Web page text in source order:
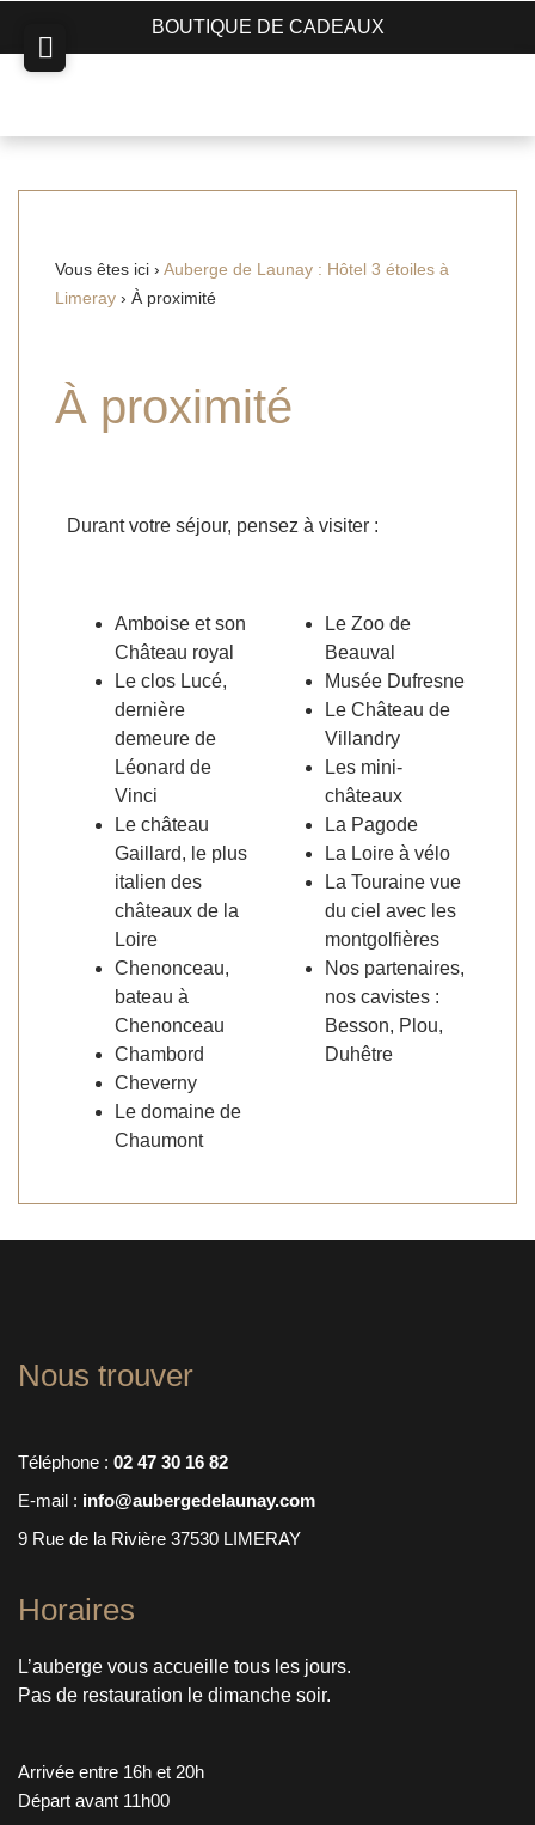
BOUTIQUE DE CADEAUX
Vous êtes ici › Auberge de Launay : Hôtel 3 étoiles à
Limeray › À proximité
À proximité
Durant votre séjour, pensez à visiter :
Amboise et son
Château royal
Le clos Lucé,
dernière
demeure de
Léonard de
Vinci
Le château
Gaillard, le plus
italien des
châteaux de la
Loire
Chenonceau,
bateau à
Chenonceau
Chambord
Cheverny
Le domaine de
Chaumont
Le Zoo de
Beauval
Musée Dufresne
Le Château de
Villandry
Les mini-
châteaux
La Pagode
La Loire à vélo
La Touraine vue
du ciel avec les
montgolfières
Nos partenaires,
nos cavistes :
Besson, Plou,
Duhêtre
Nous trouver
Téléphone : 02 47 30 16 82
E-mail : info@aubergedelaunay.com
9 Rue de la Rivière 37530 LIMERAY
Horaires
L’auberge vous accueille tous les jours.
Pas de restauration le dimanche soir.
Arrivée entre 16h et 20h
Départ avant 11h00